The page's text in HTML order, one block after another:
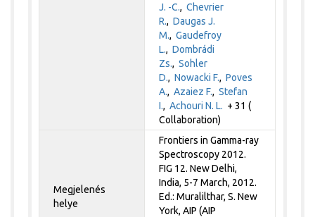
J. -C.,Chevrier
R.,Daugas J.
M.,Gaudefroy
L.,Dombrádi
Zs.,Sohler
D.,Nowacki F.,Poves
A.,Azaiez F.,Stefan
I.,Achouri N. L. + 31 (
Collaboration)
Megjelenés
helye
Frontiers in Gamma-ray
Spectroscopy 2012.
FIG 12. New Delhi,
India, 5-7 March, 2012.
Ed.: Muralilthar, S. New
York, AIP (AIP